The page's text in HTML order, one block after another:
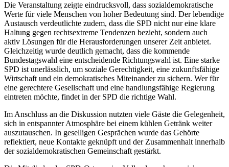
Die Veranstaltung zeigte eindrucksvoll, dass sozialdemokratische
Werte für viele Menschen von hoher Bedeutung sind. Der lebendige
Austausch verdeutlichte zudem, dass die SPD nicht nur eine klare
Haltung gegen rechtsextreme Tendenzen bezieht, sondern auch
aktiv Lösungen für die Herausforderungen unserer Zeit anbietet.
Gleichzeitig wurde deutlich gemacht, dass die kommende
Bundestagswahl eine entscheidende Richtungswahl ist. Eine starke
SPD ist unerlässlich, um soziale Gerechtigkeit, eine zukunftsfähige
Wirtschaft und ein demokratisches Miteinander zu sichern. Wer für
eine gerechtere Gesellschaft und eine handlungsfähige Regierung
eintreten möchte, findet in der SPD die richtige Wahl.
Im Anschluss an die Diskussion nutzten viele Gäste die Gelegenheit,
sich in entspannter Atmosphäre bei einem kühlen Getränk weiter
auszutauschen. In geselligen Gesprächen wurde das Gehörte
reflektiert, neue Kontakte geknüpft und der Zusammenhalt innerhalb
der sozialdemokratischen Gemeinschaft gestärkt.